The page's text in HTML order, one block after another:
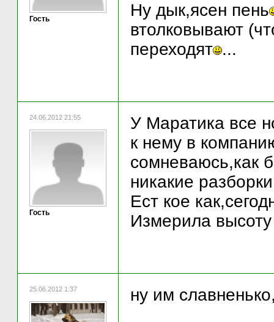
Гость
Ну дык,ясен пень
втолковывают
переходят ...
24.06.2012 21:55
Гость
У Маратика все
к нему в
сомневаюсь,как
никакие
Ест кое
Измерила
25.06.2012 1:37 ну им